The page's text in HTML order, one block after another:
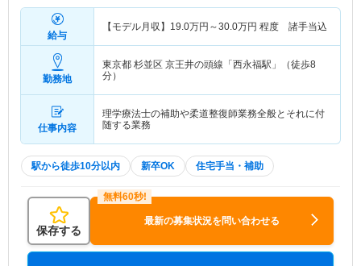
給与
【モデル月収】 19.0万円～30.0万円 程度 諸手当込
勤務地
東京都 杉並区 京王井の頭線「西永福駅」（徒歩8
分）
仕事内容
理学療法士の補助や柔道整復師業務全般とそれに付
随する業務
駅から徒歩10分以内 新卒OK 住宅手当・補助
保存する
最新の募集状況を問い合わせる